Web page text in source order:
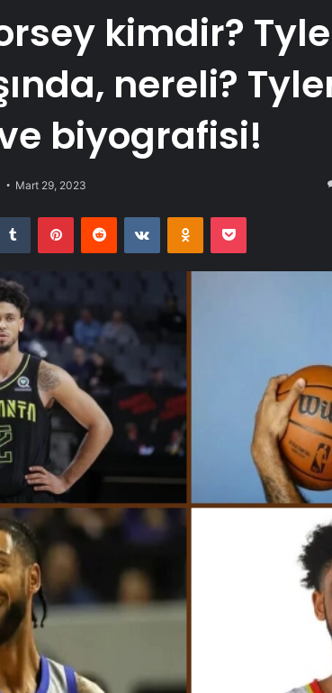
kimdir?
nereli?
biyografisi!
Mart 29, 2023
Tumblr PinterestReddit VKontakteOdnoklassniki
Pocket